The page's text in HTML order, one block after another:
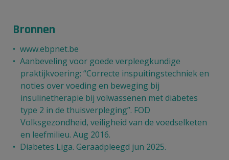
Bronnen
www.ebpnet.be
Aanbeveling voor goede verpleegkundige
praktijkvoering: “Correcte inspuitingstechniek en
noties over voeding en beweging bij
insulinetherapie bij volwassenen met diabetes
type 2 in de thuisverpleging”. FOD
Volksgezondheid, veiligheid van de voedselketen
en leefmilieu. Aug 2016.
Diabetes Liga. Geraadpleegd jun 2025.